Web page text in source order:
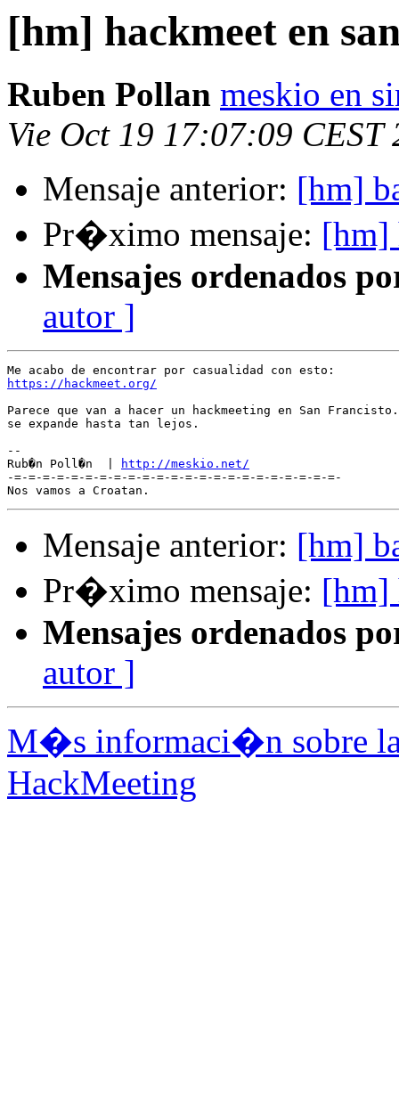
[hm] hackmeet en
Ruben Pollan meskio en
Vie Oct 19 17:07:09 CEST
Mensaje anterior: [hm]
Pr�ximo mensaje: [hm]
Mensajes ordenados
autor ]
https://hackmeet.org/
Parece que van a hacer un hackmeeting en San
se expande hasta tan lejos.
--
Rub�n Poll�n  |
http://meskio.net/
-=-=-=-=-=-=-=-=-=-=-=-=-=-=-=-=-=-=-=-=-=-=-=-
Mensaje anterior: [hm]
Pr�ximo mensaje: [hm]
Mensajes ordenados
autor ]
M�s informaci�n sobre
HackMeeting